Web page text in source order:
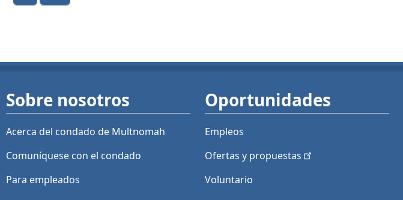
Sobre nosotros
Acerca del condado de Multnomah
Comuníquese con el condado
Para empleados
Oportunidades
Empleos
Ofertas y propuestas
Voluntario